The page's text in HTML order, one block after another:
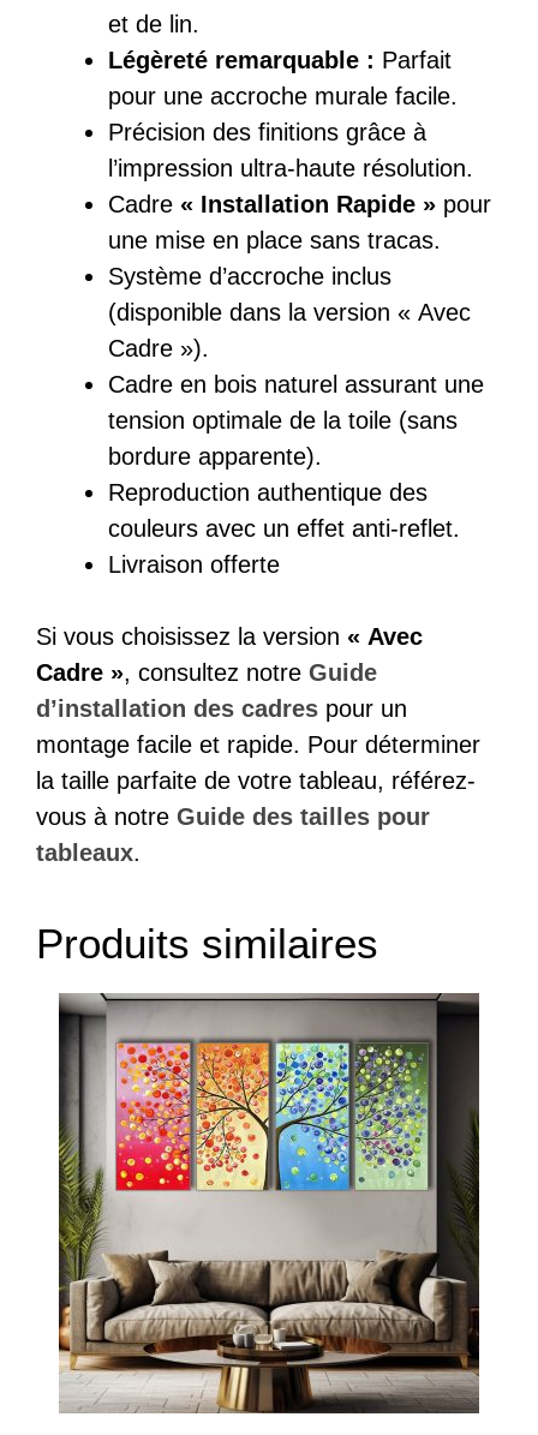
et de lin.
Légèreté remarquable : Parfait
pour une accroche murale facile.
Précision des finitions grâce à
l’impression ultra-haute résolution.
Cadre « Installation Rapide » pour
une mise en place sans tracas.
Système d’accroche inclus
(disponible dans la version « Avec
Cadre »).
Cadre en bois naturel assurant une
tension optimale de la toile (sans
bordure apparente).
Reproduction authentique des
couleurs avec un effet anti-reflet.
Livraison offerte
Si vous choisissez la version « Avec
Cadre », consultez notre Guide
d’installation des cadres pour un
montage facile et rapide. Pour déterminer
la taille parfaite de votre tableau, référez-
vous à notre Guide des tailles pour
tableaux.
Produits similaires